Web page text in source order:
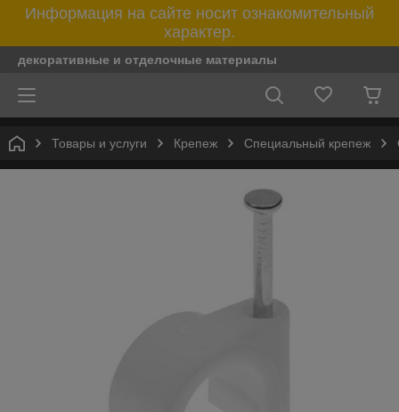
Информация на сайте носит ознакомительный
характер.
декоративные и отделочные материалы
Товары и услуги Крепеж Специальный крепеж